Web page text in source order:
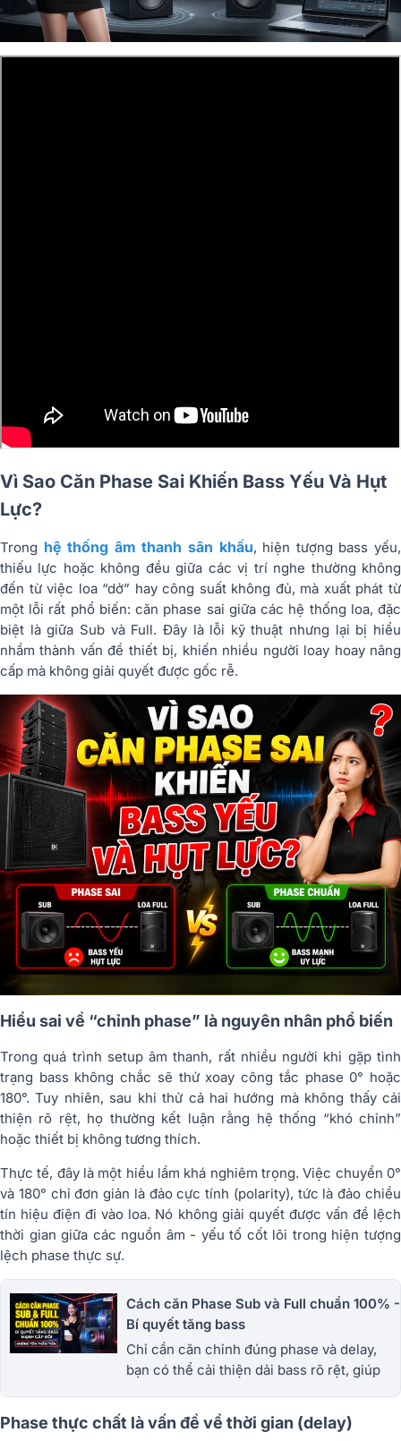
Vì Sao Căn Phase Sai Khiến Bass Yếu Và Hụt
Lực?
Trong hệ thống âm thanh sân khấu, hiện tượng bass yếu,
thiếu lực hoặc không đều giữa các vị trí nghe thường không
đến từ việc loa “dở” hay công suất không đủ, mà xuất phát từ
một lỗi rất phổ biến: căn phase sai giữa các hệ thống loa, đặc
biệt là giữa Sub và Full. Đây là lỗi kỹ thuật nhưng lại bị hiểu
nhầm thành vấn đề thiết bị, khiến nhiều người loay hoay nâng
cấp mà không giải quyết được gốc rễ.
Hiểu sai về “chỉnh phase” là nguyên nhân phổ biến
Trong quá trình setup âm thanh, rất nhiều người khi gặp tình
trạng bass không chắc sẽ thử xoay công tắc phase 0° hoặc
180°. Tuy nhiên, sau khi thử cả hai hướng mà không thấy cải
thiện rõ rệt, họ thường kết luận rằng hệ thống “khó chỉnh”
hoặc thiết bị không tương thích.
Thực tế, đây là một hiểu lầm khá nghiêm trọng. Việc chuyển 0°
và 180° chỉ đơn giản là đảo cực tính (polarity), tức là đảo chiều
tín hiệu điện đi vào loa. Nó không giải quyết được vấn đề lệch
thời gian giữa các nguồn âm - yếu tố cốt lõi trong hiện tượng
lệch phase thực sự.
Cách căn Phase Sub và Full chuẩn 100% -
Bí quyết tăng bass
Chỉ cần căn chỉnh đúng phase và delay,
bạn có thể cải thiện dải bass rõ rệt, giúp
mà không cần nâng cấp thiết bị.
Phase thực chất là vấn đề về thời gian (delay)